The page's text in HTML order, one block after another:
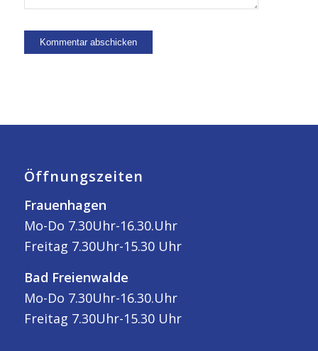
Öffnungszeiten
Frauenhagen
Mo-Do 7.30Uhr-16.30.Uhr
Freitag 7.30Uhr-15.30 Uhr
Bad Freienwalde
Mo-Do 7.30Uhr-16.30.Uhr
Freitag 7.30Uhr-15.30 Uhr